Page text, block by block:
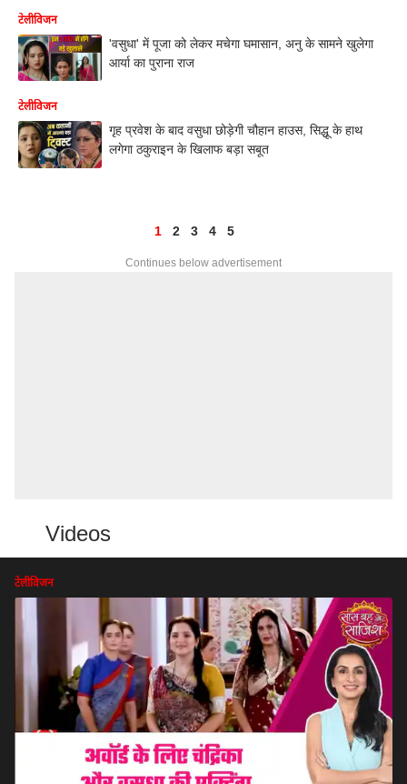
टेलीविजन
'वसुधा' में पूजा को लेकर मचेगा घमासान, अनु के सामने खुलेगा
आर्या का पुराना राज
टेलीविजन
गृह प्रवेश के बाद वसुधा छोड़ेगी चौहान हाउस, सिद्धू के हाथ
लगेगा ठकुराइन के खिलाफ बड़ा सबूत
1 2 3 4 5
Continues below advertisement
Videos
टेलीविजन